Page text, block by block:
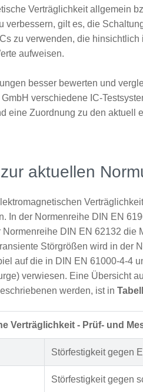
Verträglichkeit allgemein
verbessern, gilt es, die
zu verwenden, die
aufweisen.
besser bewerten und
GmbH verschiedene
eine Zuordnung zu den aktuell
aktuellen
In der Normenreihe DIN EN
DIN EN 62132 die
Störgrößen wird in der
auf die in DIN EN 61000‑4‑4
verwiesen. Eine Übersicht
werden, ist in
Verträglichkeit - Prüf- und
Störfestigkeit gegen
Störfestigkeit gegen